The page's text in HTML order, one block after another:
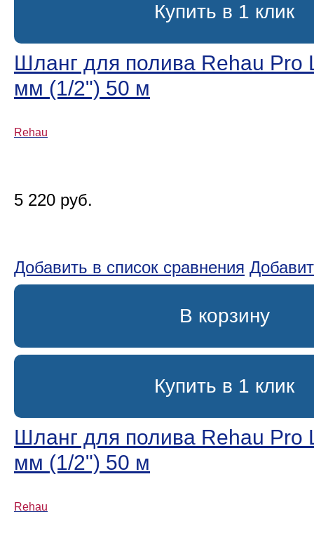
Купить в 1 клик
Шланг для полива Rehau Pro
мм (1/2ʺ) 50 м
Rehau
5 220 руб.
Добавить в список сравнения
В корзину
Купить в 1 клик
Шланг для полива Rehau Pro
мм (1/2ʺ) 50 м
Rehau